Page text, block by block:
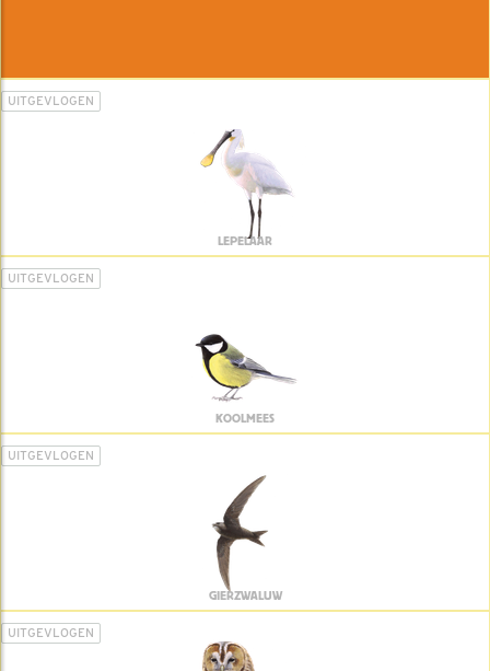
UITGEVLOGEN
LEPELAAR
UITGEVLOGEN
KOOLMEES
UITGEVLOGEN
GIERZWALUW
UITGEVLOGEN